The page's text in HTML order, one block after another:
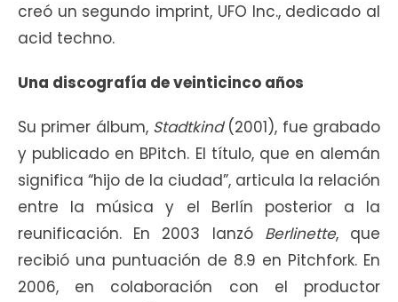
creó un segundo imprint, UFO Inc., dedicado al
acid techno.
Una discografía de veinticinco años
Su primer álbum, Stadtkind(2001), fue grabado
y publicado en BPitch. El título, que en alemán
significa “hijo de la ciudad”, articula la relación
entre la música y el Berlín posterior a la
reunificación. En 2003 lanzó Berlinette, que
recibió una puntuación de 8.9 en Pitchfork. En
2006, en colaboración con el productor